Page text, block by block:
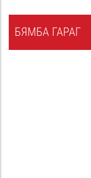
БЯМБА ГАРАГ